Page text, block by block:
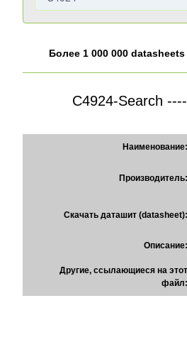
Более 1 000 000 datasheets
C4924-Search
Наименование:
Производитель:
Скачать даташит (datasheet):
Описание:
Другие, ссылающиеся на этот
файл: